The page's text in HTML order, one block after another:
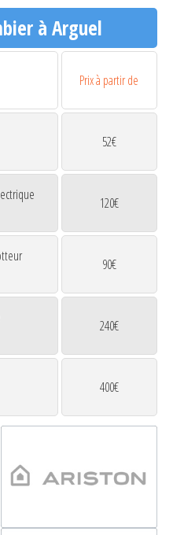
à Arguel
Prix à partir de
52€
120€
90€
240€
400€